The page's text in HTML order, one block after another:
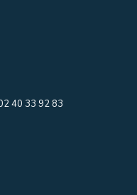
40 33 92 83